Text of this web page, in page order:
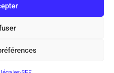
de Vente